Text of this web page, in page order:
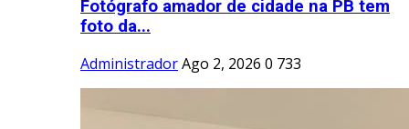
Fotógrafo amador de cidade na PB tem
foto da...
AdministradorAgo 2, 2026 0 733